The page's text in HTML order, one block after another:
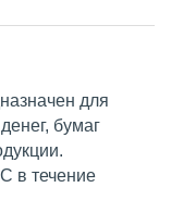
для
бумаг
в течение